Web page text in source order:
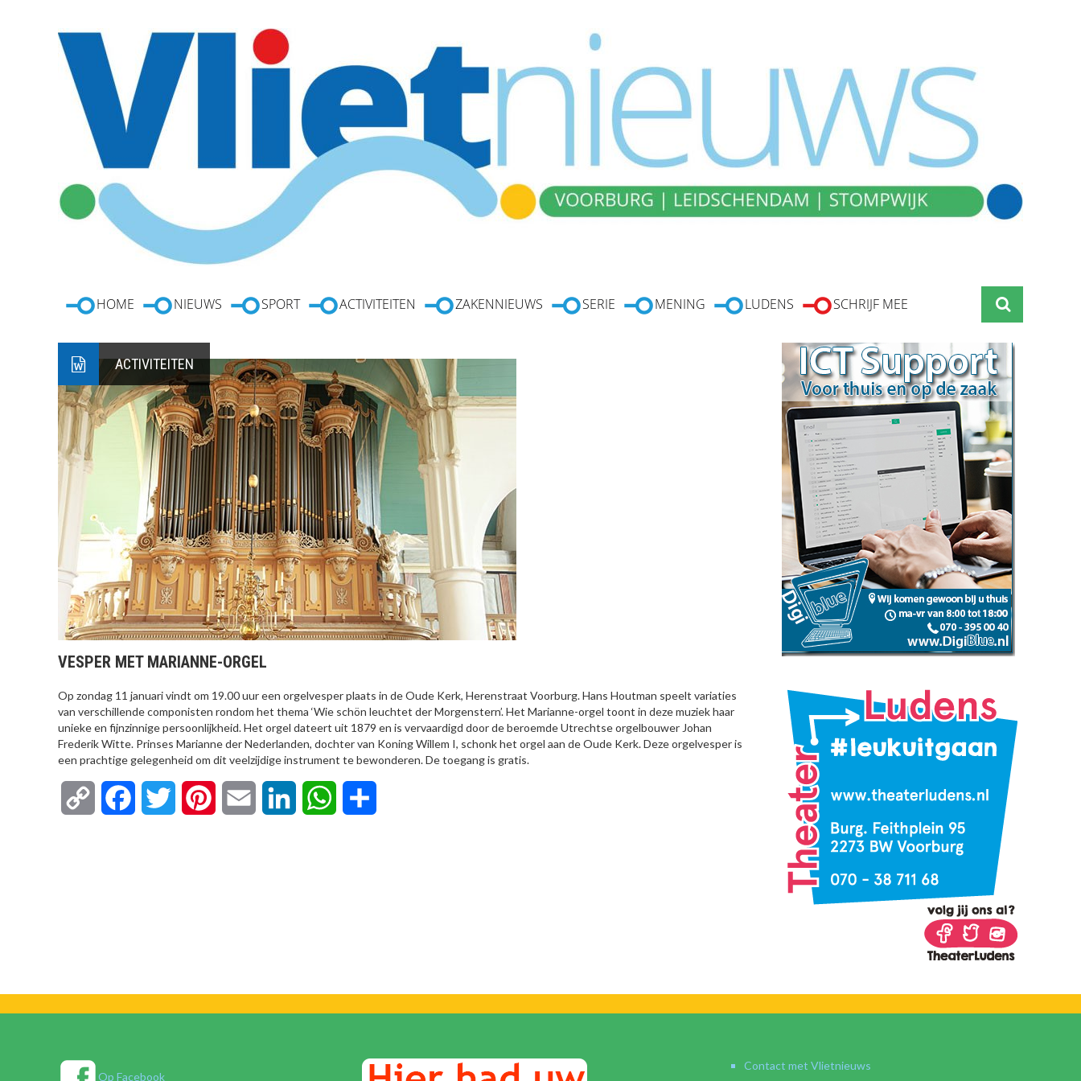
HOME NIEUWS SPORT ACTIVITEITEN ZAKENNIEUWS SERIE MENING LUDENS SCHRIJF MEE
ACTIVITEITEN
VESPER MET MARIANNE-ORGEL
Op zondag 11 januari vindt om 19.00 uur een orgelvesper plaats in de Oude Kerk, Herenstraat Voorburg. Hans Houtman speelt variaties
van verschillende componisten rondom het thema ‘Wie schön leuchtet der Morgenstern’. Het Marianne-orgel toont in deze muziek haar
unieke en fijnzinnige persoonlijkheid. Het orgel dateert uit 1879 en is vervaardigd door de beroemde Utrechtse orgelbouwer Johan
Frederik Witte. Prinses Marianne der Nederlanden, dochter van Koning Willem I, schonk het orgel aan de Oude Kerk. Deze orgelvesper is
een prachtige gelegenheid om dit veelzijdige instrument te bewonderen. De toegang is gratis.
Copy FacebookTwitter Pinterest Email LinkedIn WhatsApp
Op Facebook
Contact met Vlietnieuws